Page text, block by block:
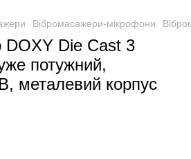
Вібромасажери-мікрофони
DOXY Die Cast 3
потужний,
металевий корпус